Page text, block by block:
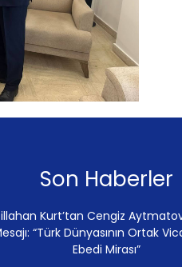
Son Haberler
Kurt’tan Cengiz
“Türk Dünyasının Ortak
Ebedi Mirası”